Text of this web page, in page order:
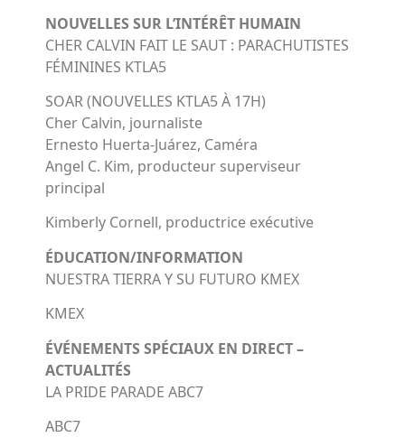
NOUVELLES SUR L’INTÉRÊT HUMAIN
CHER CALVIN FAIT LE SAUT : PARACHUTISTES
FÉMININES KTLA5
SOAR (NOUVELLES KTLA5 À 17H)
Cher Calvin, journaliste
Ernesto Huerta-Juárez, Caméra
Angel C. Kim, producteur superviseur
principal
Kimberly Cornell, productrice exécutive
ÉDUCATION/INFORMATION
NUESTRA TIERRA Y SU FUTURO KMEX
KMEX
ÉVÉNEMENTS SPÉCIAUX EN DIRECT –
ACTUALITÉS
LA PRIDE PARADE ABC7
ABC7